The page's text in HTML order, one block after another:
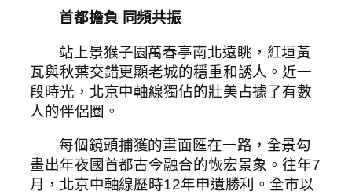
首都擔負 同頻共振
站上景猴子園萬春亭南北遠眺，紅垣黃
瓦與秋葉交錯更顯老城的穩重和誘人。近一
段時光，北京中軸線獨佔的壯美占據了有數
人的伴侶圈。
每個鏡頭捕獲的畫面匯在一路，全景勾
畫出年夜國首都古今融合的恢宏景象。往年7
月，北京中軸線歷時12年申遺勝利。全市以